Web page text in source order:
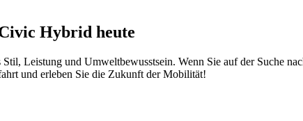
Hybrid heute
Leistung und Umweltbewusstsein. Wenn Sie auf der Suche
und erleben Sie die Zukunft der Mobilität!